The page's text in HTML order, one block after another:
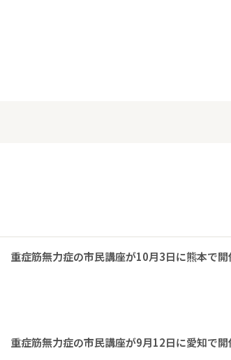
重症筋無力症の市民講座が10月3日に熊本で開
重症筋無力症の市民講座が9月12日に愛知で開